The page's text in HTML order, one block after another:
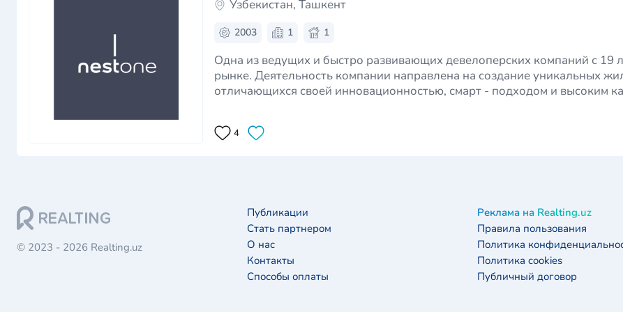
Узбекистан, Ташкент
2003 1 1
Одна из ведущих и быстро развивающих девелоперских компаний с 19
рынке. Деятельность компании направлена на создание уникальных
отличающихся своей инновационностью, смарт - подходом и высоким
4
© 2023 - 2026 Realting.uz
Публикации
Стать партнером
О нас
Контакты
Способы оплаты
Реклама на Realting.uz
Правила пользования
Политика
Политика cookies
Публичный договор